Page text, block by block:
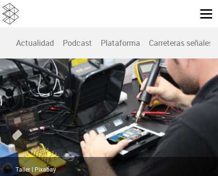
Actualidad Podcast Plataforma Carreteras señales
Taller | Pixabay